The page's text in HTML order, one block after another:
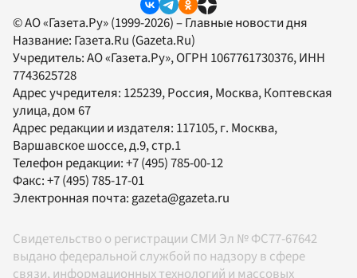
© АО «Газета.Ру» (1999-2026) – Главные новости дня
Название: Газета.Ru (Gazeta.Ru)
Учредитель:АО «Газета.Ру», ОГРН 1067761730376, ИНН
7743625728
Адрес учредителя: 125239, Россия, Москва, Коптевская
улица, дом 67
Адрес редакции и издателя: 117105, г. Москва,
Варшавское шоссе, д.9, стр.1
Телефон редакции:+7 (495) 785-00-12
Факс:+7 (495) 785-17-01
Электронная почта:gazeta@gazeta.ru
Свидетельство о регистрации СМИ Эл № ФС77-67642
выдано федеральной службой по надзору в сфере
связи, информационных технологий и массовых